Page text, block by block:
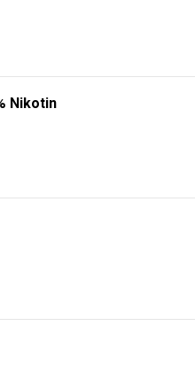
Nikotin